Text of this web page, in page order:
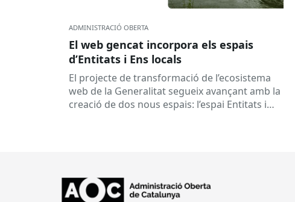
ADMINISTRACIÓ OBERTA
El web gencat incorpora els espais
d’Entitats i Ens locals
El projecte de transformació de l’ecosistema
web de la Generalitat segueix avançant amb la
creació de dos nous espais: l’espai Entitats i